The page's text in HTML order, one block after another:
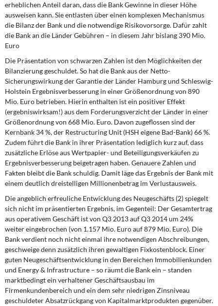
erheblichen Anteil daran, dass die Bank Gewinne in dieser Höhe
ausweisen kann. Sie entlasten über einen komplexen Mechanismus
die Bilanz der Bank und die notwendige Risikovorsorge. Dafür zahlt
die Bank an die Länder Gebühren – in diesem Jahr bislang 390 Mio.
Euro
Die Präsentation von schwarzen Zahlen ist den Möglichkeiten der
Bilanzierung geschuldet. So hat die Bank aus der Netto-
Sicherungswirkung der Garantie der Länder Hamburg und Schleswig-
Holstein Ergebnisverbesserung in einer Größenordnung von 890
Mio. Euro betrieben. Hierin enthalten ist ein positiver Effekt
(ergebniswirksam!) aus dem Forderungsverzicht der Länder in einer
Größenordnung von 668 Mio. Euro. Davon zugeflossen sind der
Kernbank 34 %, der Restructuring Unit (HSH eigene Bad-Bank) 66 %.
Zudem führt die Bank in ihrer Präsentation lediglich kurz auf, dass
zusätzliche Erlöse aus Wertpapier- und Beteiligungsverkäufen zu
Ergebnisverbesserung beigetragen haben. Genauere Zahlen und
Fakten bleibt die Bank schuldig. Damit läge das Ergebnis der Bank mit
einem deutlich dreistelligen Millionenbetrag im Verlustausweis.
Die angeblich erfreuliche Entwicklungdes Neugeschäfts (2)spiegelt
sich nicht im präsentierten Ergebnis, im Gegenteil: Der Gesamtertrag
aus operativem Geschäft ist von Q3 2013 auf Q3 2014 um 24%
weiter eingebrochen (von 1.157 Mio. Euro auf 879 Mio. Euro). Die
Bank verdient noch nicht einmal ihre notwendigen Abschreibungen,
geschweige denn zusätzlich ihren gewaltigen Fixkostenblock. Einer
guten Neugeschäftsentwicklung in den Bereichen Immobilienkunden
und Energy & Infrastructure – so räumt die Bank ein – standen
marktbedingt ein verhaltener Geschäftsausbau im
Firmenkundenbereich und ein dem sehr niedrigen Zinsniveau
geschuldeter Absatzrückgang von Kapitalmarktprodukten gegenüber.